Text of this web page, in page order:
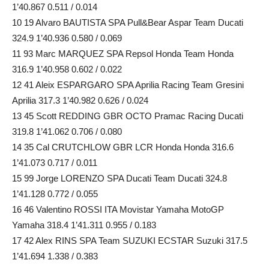
1’40.867 0.511 / 0.014
10 19 Alvaro BAUTISTA SPA Pull&Bear Aspar Team Ducati
324.9 1’40.936 0.580 / 0.069
11 93 Marc MARQUEZ SPA Repsol Honda Team Honda
316.9 1’40.958 0.602 / 0.022
12 41 Aleix ESPARGARO SPA Aprilia Racing Team Gresini
Aprilia 317.3 1’40.982 0.626 / 0.024
13 45 Scott REDDING GBR OCTO Pramac Racing Ducati
319.8 1’41.062 0.706 / 0.080
14 35 Cal CRUTCHLOW GBR LCR Honda Honda 316.6
1’41.073 0.717 / 0.011
15 99 Jorge LORENZO SPA Ducati Team Ducati 324.8
1’41.128 0.772 / 0.055
16 46 Valentino ROSSI ITA Movistar Yamaha MotoGP
Yamaha 318.4 1’41.311 0.955 / 0.183
17 42 Alex RINS SPA Team SUZUKI ECSTAR Suzuki 317.5
1’41.694 1.338 / 0.383